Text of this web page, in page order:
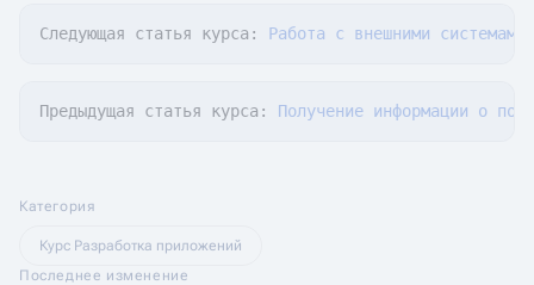
Следующая статья курса: Работа с внешними
Предыдущая статья курса: Получение информации о
Категория
Курс Разработка приложений
Последнее изменение